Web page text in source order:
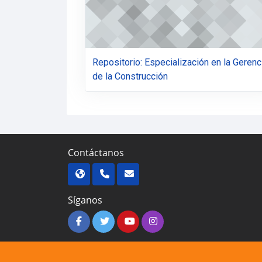
Repositorio: Especialización en la
de la Construcción
Contáctanos
Síganos